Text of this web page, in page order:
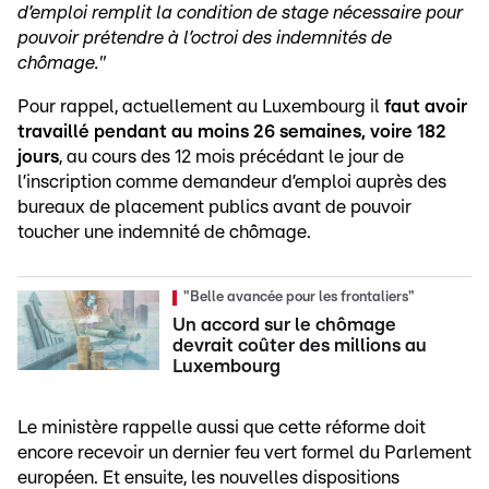
d’emploi remplit la condition de stage nécessaire pour
pouvoir prétendre à l’octroi des indemnités de
chômage."
Pour rappel, actuellement au Luxembourg il faut avoir
travaillé pendant au moins 26 semaines, voire 182
jours, au cours des 12 mois précédant le jour de
l’inscription comme demandeur d’emploi auprès des
bureaux de placement publics avant de pouvoir
toucher une indemnité de chômage.
"Belle avancée pour les frontaliers"
Un accord sur le chômage
devrait coûter des millions au
Luxembourg
Le ministère rappelle aussi que cette réforme doit
encore recevoir un dernier feu vert formel du Parlement
européen. Et ensuite, les nouvelles dispositions